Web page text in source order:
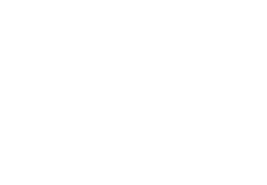
とをご了承くだ
品に未対応品が
年1月12日よ